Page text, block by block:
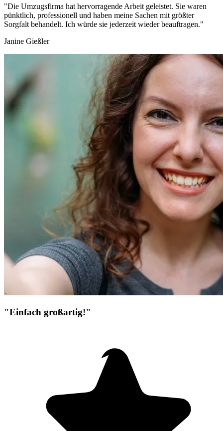
"Die Umzugsfirma hat hervorragende Arbeit geleistet. Sie waren
pünktlich, professionell und haben meine Sachen mit größter
Sorgfalt behandelt. Ich würde sie jederzeit wieder beauftragen."
Janine Gießler
"Einfach großartig!"